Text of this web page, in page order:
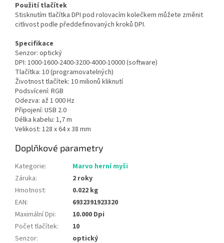
Použití tlačítek
Stisknutím tlačítka DPI pod rolovacím kolečkem můžete změnit
citlivost podle předdefinovaných kroků DPI.
Specifikace
Senzor: optický
DPI: 1000-1600-2400-3200-4000-10000 (software)
Tlačítka: 10 (programovatelných)
Životnost tlačítek: 10 milionů kliknutí
Podsvícení: RGB
Odezva: až 1 000 Hz
Připojení: USB 2.0
Délka kabelu: 1,7 m
Velikost: 128 x 64 x 38 mm
Doplňkové parametry
Kategorie:
Marvo herní myši
Záruka:
2 roky
Hmotnost:
0.022 kg
EAN:
6932391923320
Maximální Dpi:
10.000 Dpi
Počet tlačítek:
10
Senzor: optický